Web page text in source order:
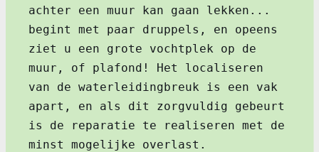
achter een muur kan gaan lekken...
begint met paar druppels, en opeens
ziet u een grote vochtplek op de
muur, of plafond! Het localiseren
van de waterleidingbreuk is een vak
apart, en als dit zorgvuldig gebeurt
is de reparatie te realiseren met de
minst mogelijke overlast.